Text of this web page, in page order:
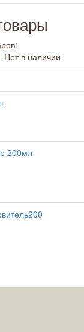
Нет в наличии
200мл